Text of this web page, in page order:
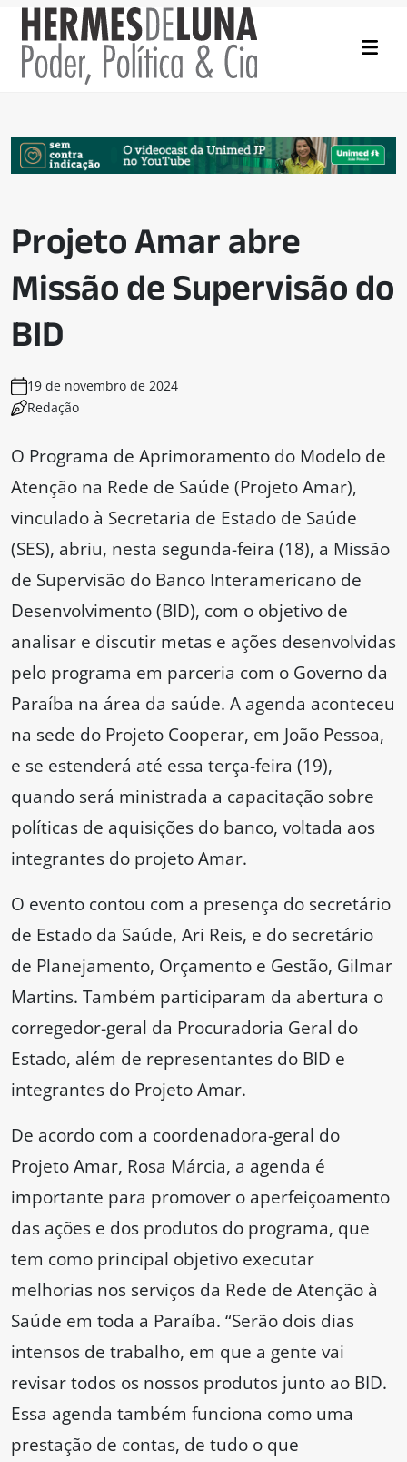
Projeto Amar abre
Missão de Supervisão do
BID
19 de novembro de 2024
Redação
O Programa de Aprimoramento do Modelo de
Atenção na Rede de Saúde (Projeto Amar),
vinculado à Secretaria de Estado de Saúde
(SES), abriu, nesta segunda-feira (18), a Missão
de Supervisão do Banco Interamericano de
Desenvolvimento (BID), com o objetivo de
analisar e discutir metas e ações desenvolvidas
pelo programa em parceria com o Governo da
Paraíba na área da saúde. A agenda aconteceu
na sede do Projeto Cooperar, em João Pessoa,
e se estenderá até essa terça-feira (19),
quando será ministrada a capacitação sobre
políticas de aquisições do banco, voltada aos
integrantes do projeto Amar.
O evento contou com a presença do secretário
de Estado da Saúde, Ari Reis, e do secretário
de Planejamento, Orçamento e Gestão, Gilmar
Martins. Também participaram da abertura o
corregedor-geral da Procuradoria Geral do
Estado, além de representantes do BID e
integrantes do Projeto Amar.
De acordo com a coordenadora-geral do
Projeto Amar, Rosa Márcia, a agenda é
importante para promover o aperfeiçoamento
das ações e dos produtos do programa, que
tem como principal objetivo executar
melhorias nos serviços da Rede de Atenção à
Saúde em toda a Paraíba. “Serão dois dias
intensos de trabalho, em que a gente vai
revisar todos os nossos produtos junto ao BID.
Essa agenda também funciona como uma
prestação de contas, de tudo o que